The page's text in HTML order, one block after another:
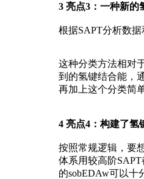
3 亮点3：一种新的
根据SAPT分析数
这种分类方法相对
到的氢键结合能，
再加上这个分类简
4 亮点4：构建了氢
按照常规逻辑，要
体系用较高阶
的sobEDAw可以十